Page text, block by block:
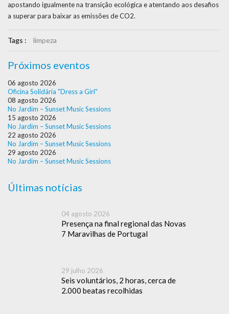
apostando igualmente na transição ecológica e atentando aos desafios
a superar para baixar as emissões de CO2.
Tags : limpeza
Próximos eventos
06 agosto 2026
Oficina Solidária "Dress a Girl"
08 agosto 2026
No Jardim – Sunset Music Sessions
15 agosto 2026
No Jardim – Sunset Music Sessions
22 agosto 2026
No Jardim – Sunset Music Sessions
29 agosto 2026
No Jardim – Sunset Music Sessions
Últimas notícias
04 agosto 2026
Presença na final regional das Novas
7 Maravilhas de Portugal
29 julho 2026
Seis voluntários, 2 horas, cerca de
2.000 beatas recolhidas